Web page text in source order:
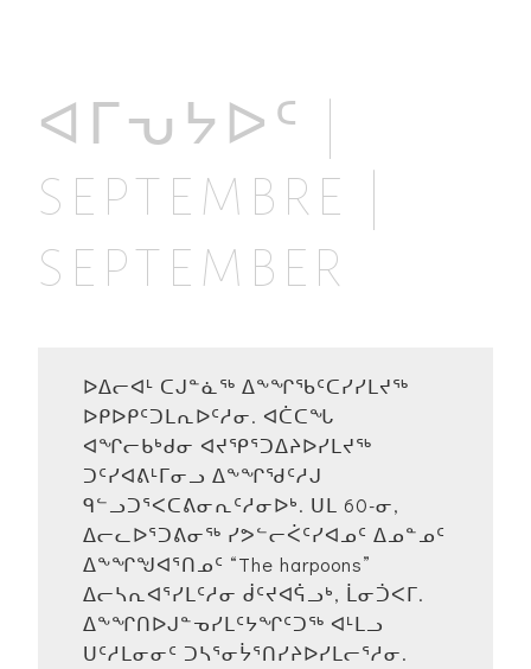
ᐊᒥᕃᔭᐅᑦ |
SEPTEMBRE |
SEPTEMBER
ᐅᐃᓕᐊᒻ ᑕᒍᓐᓈᖅ ᐃᖕᖏᖃᑦᑕᓯᓯᒪᔪᖅ
ᐅᑭᐅᑭᑦᑐᒪᕆᐅᑦᓱᓂ. ᐊᑖᑕᖓ
ᐊᖏᓕᑲᒃᑯᓂ ᐊᔪᕿᕐᑐᐃᔨᐅᓯᒪᔪᖅ
ᑐᑦᓯᐊᕕᒻᒥᓂᓗ ᐃᖕᖏᖁᑦᓱᒍ
ᑫᓪᓗᑐᕐᐸᑕᕕᓂᕆᑦᓱᓂᐅᒃ. ᑌᒪ 60-ᓂ,
ᐃᓕᓚᐅᕐᑐᕕᓂᖅ ᓯᕗᓪᓕᐹᑦᓯᐊᓄᑦ ᐃᓄᓐᓄᑦ
ᐃᖕᖏᖑᐊᕐᑎᓄᑦ “The harpoons”
ᐃᓕᓴᕆᐊᕐᓯᒪᑦᓱᓂ ᑰᑦᔪᐊᕌᓗᒃ, ᒫᓂᑑᐸᒥ.
ᐃᖕᖏᑎᐅᒍᓐᓀᓯᒪᑦᔭᖏᑦᑐᖅ ᐊᒻᒪᓗ
ᑌᑦᓱᒪᓂᓂᑦ ᑐᓴᕐᓂᔮᕐᑎᓯᔨᐅᓯᒪᓕᕐᓱᓂ.